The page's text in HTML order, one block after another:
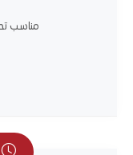
مناسب
27 يونيو، 2014